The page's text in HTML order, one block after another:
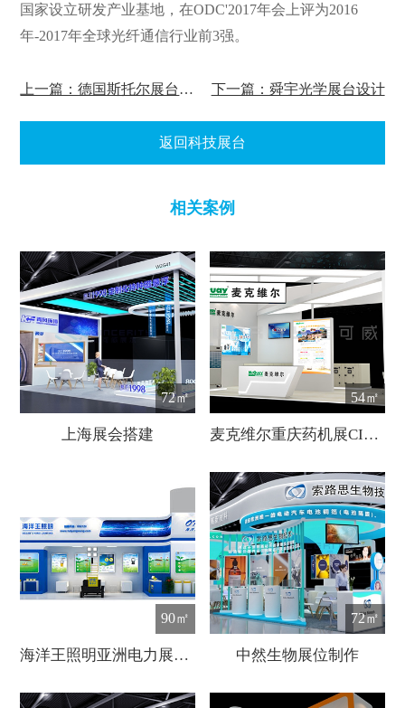
国家设立研发产业基地，在ODC'2017年会上评为2016
年-2017年全球光纤通信行业前3强。
上一篇：德国斯托尔展台设计 下一篇：舜宇光学展台设计
返回科技展台
相关案例
72㎡
上海展会搭建
54㎡
麦克维尔重庆药机展CIPM展会设计
90㎡
海洋王照明亚洲电力展展台设计
72㎡
中然生物展位制作